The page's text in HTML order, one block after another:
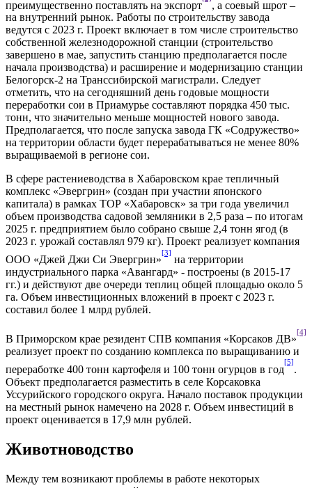
преимущественно поставлять на экспорт
, а соевый шрот –
на внутренний рынок. Работы по строительству завода
ведутся с 2023 г. Проект включает в том числе строительство
собственной железнодорожной станции (строительство
завершено в мае, запустить станцию предполагается после
начала производства) и расширение и модернизацию станции
Белогорск-2 на Транссибирской магистрали. Следует
отметить, что на сегодняшний день годовые мощности
переработки сои в Приамурье составляют порядка 450 тыс.
тонн, что значительно меньше мощностей нового завода.
Предполагается, что после запуска завода ГК «Содружество»
на территории области будет перерабатываться не менее 80%
выращиваемой в регионе сои.
В сфере растениеводства в Хабаровском крае тепличный
комплекс «Эвергрин» (создан при участии японского
капитала) в рамках ТОР «Хабаровск» за три года увеличил
объем производства садовой земляники в 2,5 раза – по итогам
2025 г. предприятием было собрано свыше 2,4 тонн ягод (в
2023 г. урожай составлял 979 кг). Проект реализует компания
ООО «Джей Джи Си Эвергрин»
[3]
на территории
индустриального парка «Авангард» - построены (в 2015-17
гг.) и действуют две очереди теплиц общей площадью около 5
га. Объем инвестиционных вложений в проект с 2023 г.
составил более 1 млрд рублей.
В Приморском крае резидент СПВ компания «Корсаков ДВ»
[4]
реализует проект по созданию комплекса по выращиванию и
переработке 400 тонн картофеля и 100 тонн огурцов в год
[5]
.
Объект предполагается разместить в селе Корсаковка
Уссурийского городского округа. Начало поставок продукции
на местный рынок намечено на 2028 г. Объем инвестиций в
проект оценивается в 17,9 млн рублей.
Животноводство
Между тем возникают проблемы в работе некоторых